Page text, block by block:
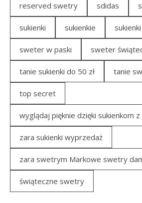
reserved swetry sdidas
sukienki sukienkie
sweter w paski sweter
tanie sukienki do 50 zł tanie
top secret
wyglądaj pięknie dzięki sukienkom
zara sukienki wyprzedaż
zara swetrym Markowe swetry
świąteczne swetry